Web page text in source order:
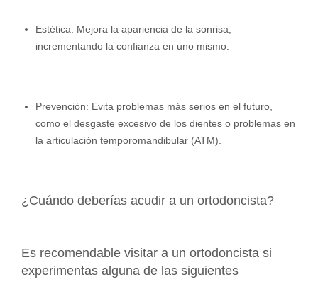
Estética: Mejora la apariencia de la sonrisa,
incrementando la confianza en uno mismo.
Prevención: Evita problemas más serios en el futuro,
como el desgaste excesivo de los dientes o problemas en
la articulación temporomandibular (ATM).
¿Cuándo deberías acudir a un ortodoncista?
Es recomendable visitar a un ortodoncista si
experimentas alguna de las siguientes